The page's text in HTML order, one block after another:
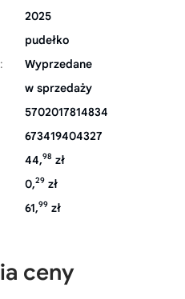
2025
pudełko
Wyprzedane
w sprzedaży
5702017814834
673419404327
44,98 zł
0,29 zł
61,99 zł
ceny